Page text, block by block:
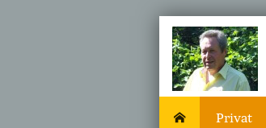
Privat